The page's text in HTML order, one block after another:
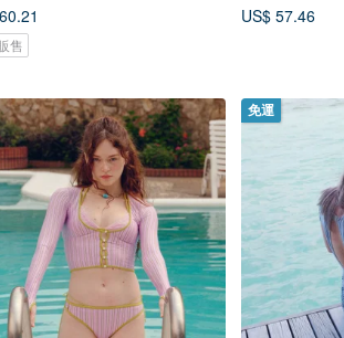
售
US$ 57.46
免運